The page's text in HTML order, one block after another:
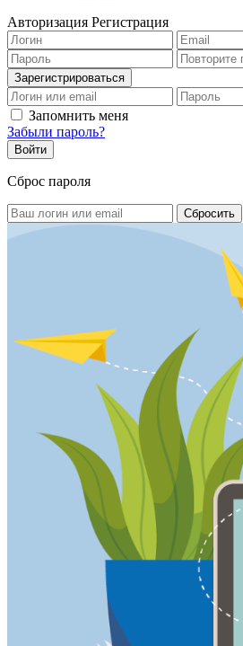
Авторизация Регистрация
Запомнить меня
Забыли пароль?
Сброс пароля